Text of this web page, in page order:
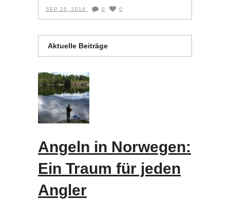
SEP 25, 2014 0 0
Aktuelle Beiträge
Angeln in Norwegen:
Ein Traum für jeden
Angler